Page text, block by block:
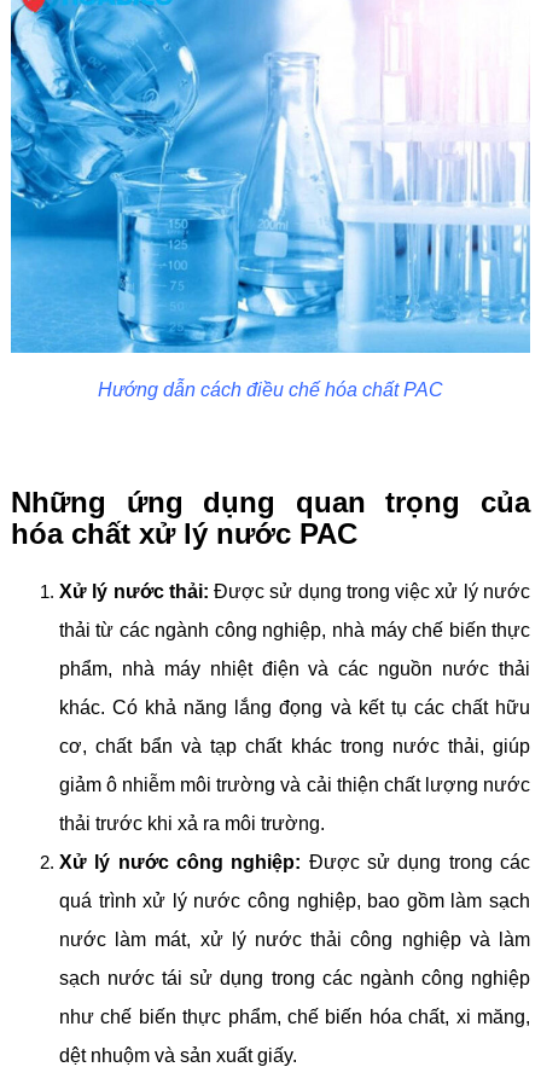
Hướng dẫn cách điều chế hóa chất PAC
Những ứng dụng quan trọng của
hóa chất xử lý nước PAC
Xử lý nước thải: Được sử dụng trong việc xử lý nước
thải từ các ngành công nghiệp, nhà máy chế biến thực
phẩm, nhà máy nhiệt điện và các nguồn nước thải
khác. Có khả năng lắng đọng và kết tụ các chất hữu
cơ, chất bẩn và tạp chất khác trong nước thải, giúp
giảm ô nhiễm môi trường và cải thiện chất lượng nước
thải trước khi xả ra môi trường.
Xử lý nước công nghiệp: Được sử dụng trong các
quá trình xử lý nước công nghiệp, bao gồm làm sạch
nước làm mát, xử lý nước thải công nghiệp và làm
sạch nước tái sử dụng trong các ngành công nghiệp
như chế biến thực phẩm, chế biến hóa chất, xi măng,
dệt nhuộm và sản xuất giấy.